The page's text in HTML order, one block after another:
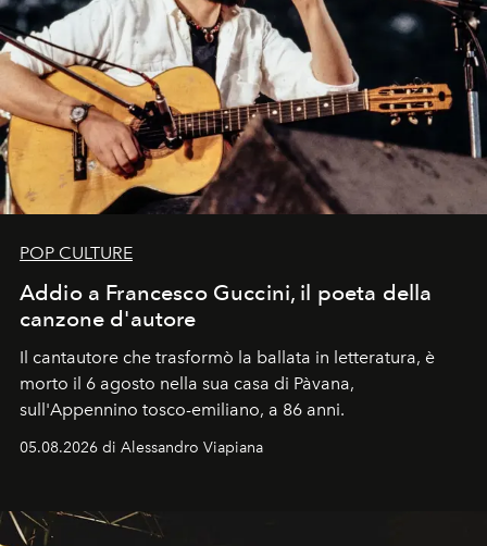
POP CULTURE
Addio a Francesco Guccini, il poeta della
canzone d'autore
Il cantautore che trasformò la ballata in letteratura, è
morto il 6 agosto nella sua casa di Pàvana,
sull'Appennino tosco-emiliano, a 86 anni.
05.08.2026 di Alessandro Viapiana